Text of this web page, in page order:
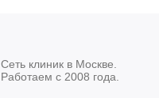
Сеть клиник в Москве.
Работаем с 2008 года.